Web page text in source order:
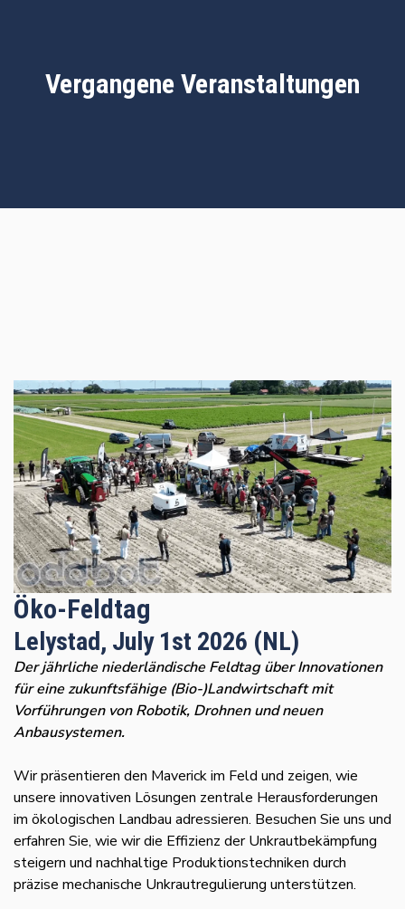
Vergangene Veranstaltungen
Öko-Feldtag
Lelystad, July 1st 2026 (NL)
Der jährliche niederländische Feldtag über Innovationen
für eine zukunftsfähige (Bio-)Landwirtschaft mit
Vorführungen von Robotik, Drohnen und neuen
Anbausystemen.
Wir präsentieren den Maverick im Feld und zeigen, wie
unsere innovativen Lösungen zentrale Herausforderungen
im ökologischen Landbau adressieren. Besuchen Sie uns und
erfahren Sie, wie wir die Effizienz der Unkrautbekämpfung
steigern und nachhaltige Produktionstechniken durch
präzise mechanische Unkrautregulierung unterstützen.